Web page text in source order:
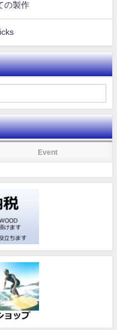
の製作
Event